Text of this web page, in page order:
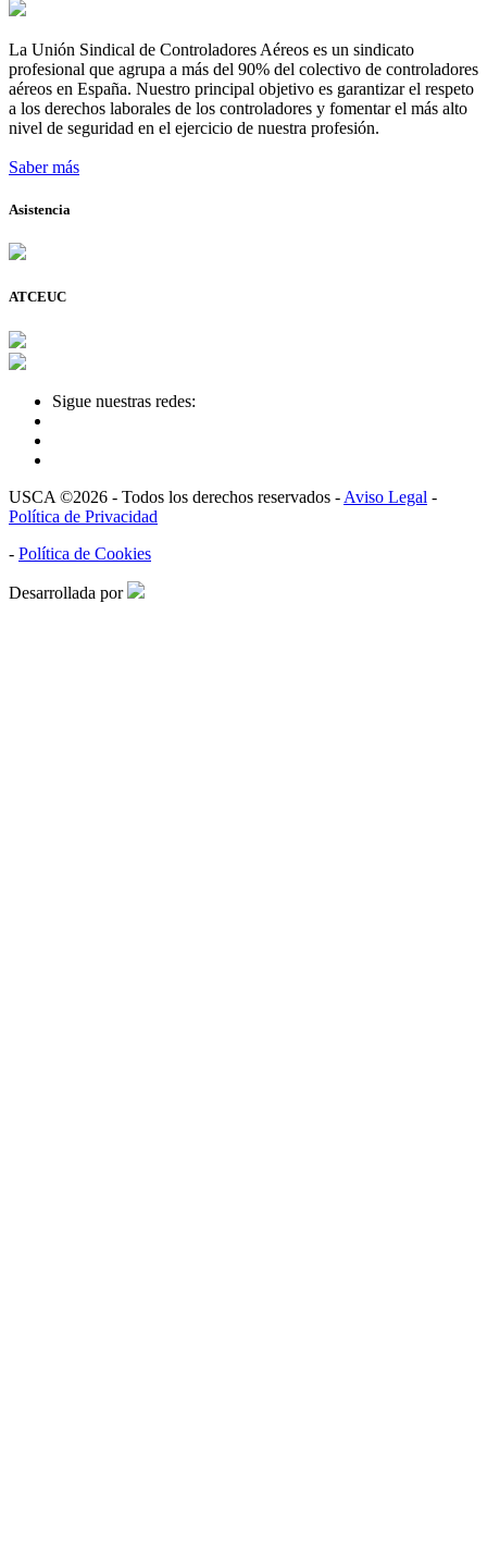
La Unión Sindical de Controladores Aéreos es un sindicato
profesional que agrupa a más del 90% del colectivo de controladores
aéreos en España. Nuestro principal objetivo es garantizar el respeto
a los derechos laborales de los controladores y fomentar el más alto
nivel de seguridad en el ejercicio de nuestra profesión.
Saber más
Asistencia
ATCEUC
Sigue nuestras redes:
USCA ©2026 - Todos los derechos reservados - Aviso Legal -
Política de Privacidad
- Política de Cookies
Desarrollada por